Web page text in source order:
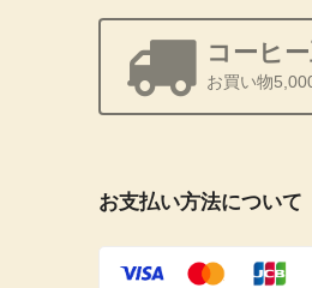
コーヒ
お買い物
お支払い方法について